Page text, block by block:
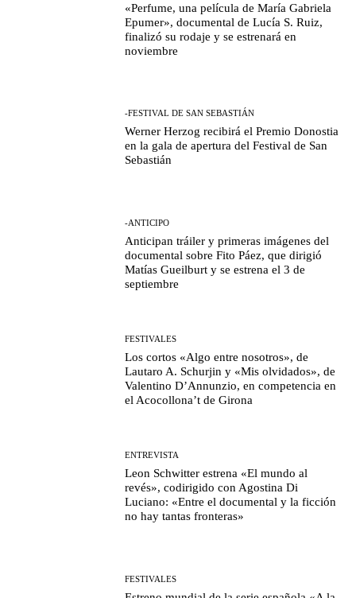
«Perfume, una película de María Gabriela
Epumer», documental de Lucía S. Ruiz,
finalizó su rodaje y se estrenará en
noviembre
-FESTIVAL DE SAN SEBASTIÁN
Werner Herzog recibirá el Premio Donostia
en la gala de apertura del Festival de San
Sebastián
-ANTICIPO
Anticipan tráiler y primeras imágenes del
documental sobre Fito Páez, que dirigió
Matías Gueilburt y se estrena el 3 de
septiembre
FESTIVALES
Los cortos «Algo entre nosotros», de
Lautaro A. Schurjin y «Mis olvidados», de
Valentino D’Annunzio, en competencia en
el Acocollona’t de Girona
ENTREVISTA
Leon Schwitter estrena «El mundo al
revés», codirigido con Agostina Di
Luciano: «Entre el documental y la ficción
no hay tantas fronteras»
FESTIVALES